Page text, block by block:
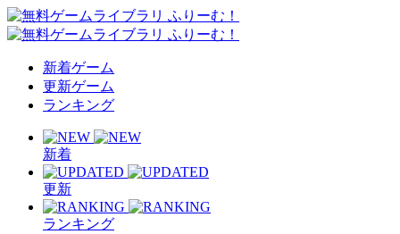
新着ゲーム
更新ゲーム
ランキング
新着
更新
ランキング